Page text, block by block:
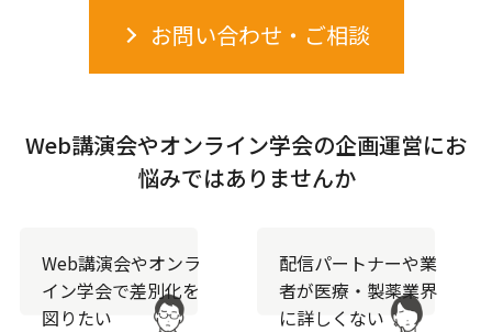
お問い合わせ・ご相談
Web講演会やオンライン学会の企画運営にお
悩みではありませんか
Web講演会やオンラ
イン学会で差別化を
図りたい
配信パートナーや業
者が医療・製薬業界
に詳しくない